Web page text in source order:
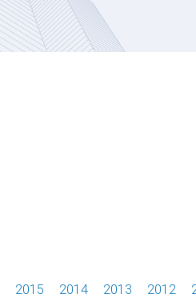
2015 2014 2013 2012